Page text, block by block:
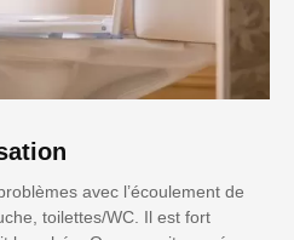
avec l’écoulement de
toilettes/WC. Il est fort